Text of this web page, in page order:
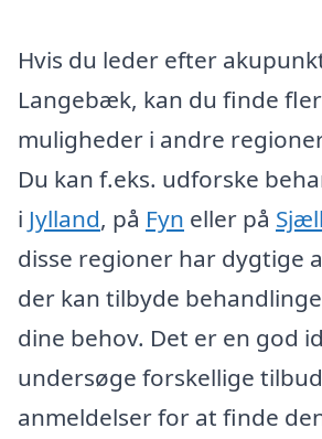
Hvis du leder efter
Langebæk, kan du finde
muligheder i andre
Du kan f.eks. udforske
i Jylland, på Fyn eller på
disse regioner har dygtige
der kan tilbyde
dine behov. Det er en god
undersøge forskellige
anmeldelser for at finde